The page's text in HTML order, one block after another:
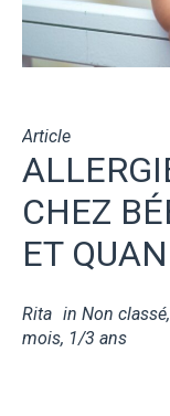
Article
CHEZ
ET
Rita in Non classé,
mois, 1/3 ans